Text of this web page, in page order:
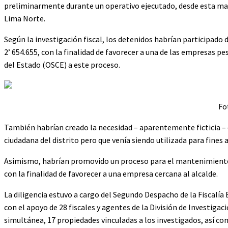
preliminarmente durante un operativo ejecutado, desde esta
Lima Norte.
Según la investigación fiscal, los detenidos habrían
2’ 654.655, con la finalidad de favorecer a una de las empresas
del Estado (OSCE) a este proceso.
También habrían creado la necesidad – aparentemente ficticia
ciudadana del distrito pero que venía siendo utilizada para
Asimismo, habrían promovido un proceso para el
con la finalidad de favorecer a una empresa cercana al alcalde.
La diligencia estuvo a cargo del Segundo Despacho de la
con el apoyo de 28 fiscales y agentes de la División de
simultánea, 17 propiedades vinculadas a los investigados, así